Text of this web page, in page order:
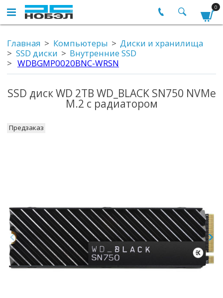
0
Главная Компьютеры
Диски и хранилища
SSD диски
Внутренние SSD
WDBGMP0020BNC-WRSN
SSD диск WD 2TB WD_BLACK SN750 NVMe
M.2 c радиатором
Предзаказ